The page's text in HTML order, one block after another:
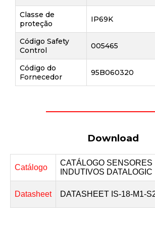
Classe de
proteção
IP69K
Código Safety
Control
005465
Código do
Fornecedor
95B060320
Download
Catálogo
CATÁLOGO SENSORES
INDUTIVOS DATALOGIC
Datasheet DATASHEET IS-18-M1-